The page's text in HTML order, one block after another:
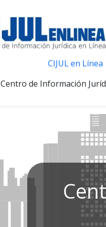
CIJUL en Línea
Centro de Información